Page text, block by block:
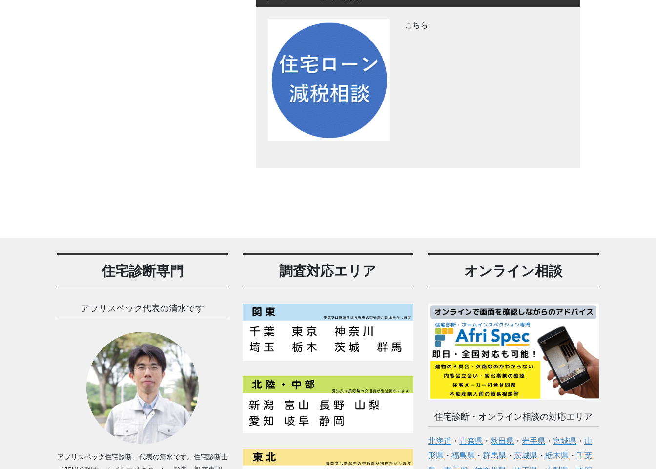
こちら
住宅診断専門
アフリスペック代表の清水です
アフリスペック住宅診断、代表の清水です。住宅診断士
調査対応エリア オンライン相談
住宅診断・オンライン相談の対応エリア
北海道 ・ 青森県 ・ 秋田県 ・ 岩手県 ・ 宮城県 ・ 山
形県 ・ 福島県 ・ 群馬県 ・ 茨城県 ・ 栃木県 ・ 千葉